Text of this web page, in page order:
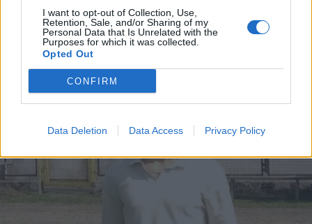
I want to opt-out of Collection, Use,
Retention, Sale, and/or Sharing of my
Personal Data that Is Unrelated with the
Purposes for which it was collected.
Opted Out
CONFIRM
Data Deletion Data Access Privacy Policy
In Eccellenza il Legnano calcio
inserito nel girone A lombardo